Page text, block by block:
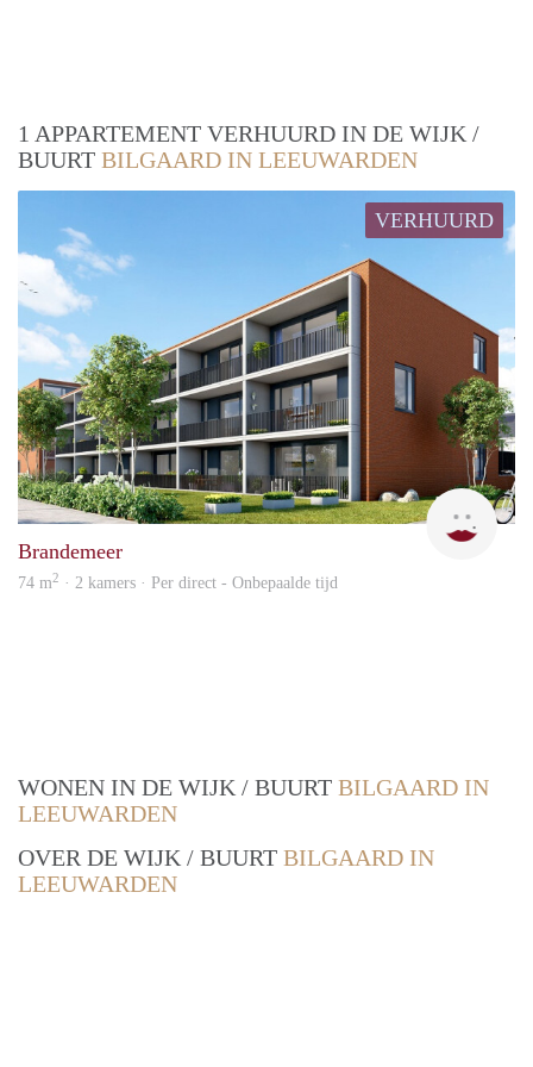
1 APPARTEMENT VERHUURD IN DE WIJK /
BUURT BILGAARD IN LEEUWARDEN
VERHUURD
Lotte
Brandemeer
74 m2 · 2 kamers · Per direct - Onbepaalde tijd
WONEN IN DE WIJK / BUURT BILGAARD IN
LEEUWARDEN
OVER DE WIJK / BUURT BILGAARD IN
LEEUWARDEN